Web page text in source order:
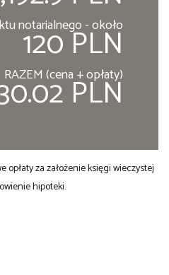
notarialnego - około
120 PLN
RAZEM (cena + opłaty)
PLN
za założenie księgi wieczystej
hipoteki.